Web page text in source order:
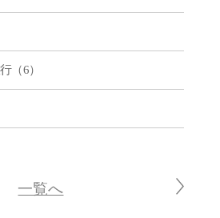
（6）
一覧へ